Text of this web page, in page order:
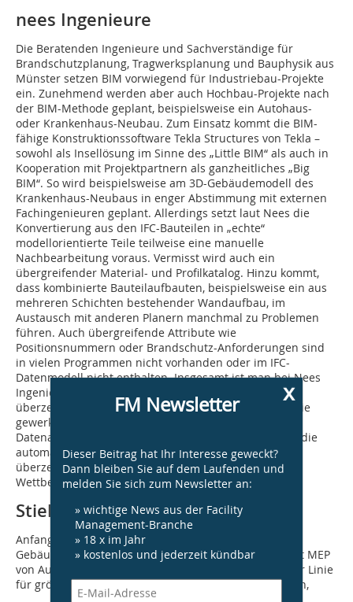
nees Ingenieure
Die Beratenden Ingenieure und Sachverständige für
Brandschutzplanung, Tragwerksplanung und Bauphysik aus
Münster setzen BIM vorwiegend für Industriebau-Projekte
ein. Zunehmend werden aber auch Hochbau-Projekte nach
der BIM-Methode geplant, beispielsweise ein Autohaus-
oder Krankenhaus-Neubau. Zum Einsatz kommt die BIM-
fähige Konstruktionssoftware Tekla Structures von Tekla –
sowohl als Insellösung im Sinne des „Little BIM“ als auch in
Kooperation mit Projektpartnern als ganzheitliches „Big
BIM“. So wird beispielsweise am 3D-Gebäudemodell des
Krankenhaus-Neubaus in enger Abstimmung mit externen
Fachingenieuren geplant. Allerdings setzt laut Nees die
Konvertierung aus den IFC-Bauteilen in „echte“
modellorientierte Teile teilweise eine manuelle
Nachbearbeitung voraus. Vermisst wird auch ein
übergreifender Material- und Profilkatalog. Hinzu kommt,
dass kombinierte Bauteilaufbauten, beispielsweise ein aus
mehreren Schichten bestehender Wandaufbau, im
Austausch mit anderen Planern manchmal zu Problemen
führen. Auch übergreifende Attribute wie
Positionsnummern oder Brandschutz-Anforderungen sind
in vielen Programmen nicht vorhanden oder im IFC-
Datenmodell nicht enthalten. Insgesamt ist man bei Nees
Ingenieure von den Vorteilen der neuen Arbeitsweise
überzeugt. Als besondere Vorteile werden vor allem die
gewerkübergreifende Kollisionskon­trolle, der
Datenaustausch mit Berechnungsprogrammen sowie die
automatische Massenermittlung gewertet. Nees ist
überzeugt, dass BIM-Kenntnisse und ‑Erfahrungen
Wettbewerbsvorteile für ein Büro sind.
Stiehm Ingenieurplanung
Anfang 2013 hat das Ingenieurbüro für Technische
Gebäudeausrüstung aus Berlin die BIM-Software Revit MEP
von Autodesk eingeführt. Das Programm wird in erster Linie
für größere Neubauprojekte, wie etwa Einkaufszentren,
x
FM Newsletter
Dieser Beitrag hat Ihr Interesse geweckt?
Dann bleiben Sie auf dem Laufenden und
melden Sie sich zum Newsletter an:
» wichtige News aus der Facility
Management-Branche
» 18 x im Jahr
» kostenlos und jederzeit kündbar